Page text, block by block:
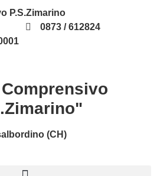
P.S.Zimarino
0873 / 612824
(CH)